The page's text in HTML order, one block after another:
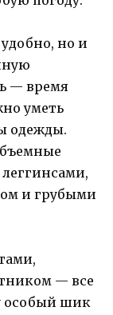
но и
— время
уметь
одежды.
и грубыми
— все
особый шик